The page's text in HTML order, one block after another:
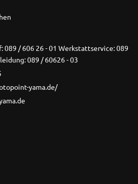
089 / 606 26 - 01 Werkstattservice: 089
089 / 60626 - 03
yama.de/